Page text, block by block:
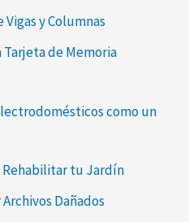
y Columnas
Tarjeta de Memoria
como un
Rehabilitar tu Jardín
Dañados